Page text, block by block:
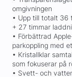
omgivningen
• Upp till totalt 36
+ 27 timmar
• Förbättrad
parkoppling med
• Kristallklar
som fokuserar på
• Svett- och